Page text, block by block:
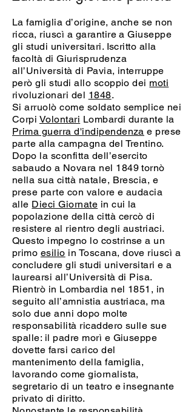
La famiglia d’origine, anche se non
ricca, riuscì a garantire a Giuseppe
gli studi universitari. Iscritto alla
facoltà di Giurisprudenza
all’Università di Pavia, interruppe
però gli studi allo scoppio dei moti
rivoluzionari del 1848.
Si arruolò come soldato semplice nei
Corpi Volontari Lombardi durante la
Prima guerra d'indipendenza e prese
parte alla campagna del Trentino.
Dopo la sconfitta dell’esercito
sabaudo a Novara nel 1849 tornò
nella sua città natale, Brescia, e
prese parte con valore e audacia
alle Dieci Giornate in cui la
popolazione della città cercò di
resistere al rientro degli austriaci.
Questo impegno lo costrinse a un
primo esilio in Toscana, dove riuscì a
concludere gli studi universitari e a
laurearsi all’Università di Pisa.
Rientrò in Lombardia nel 1851, in
seguito all’amnistia austriaca, ma
solo due anni dopo molte
responsabilità ricaddero sulle sue
spalle: il padre morì e Giuseppe
dovette farsi carico del
mantenimento della famiglia,
lavorando come giornalista,
segretario di un teatro e insegnante
privato di diritto.